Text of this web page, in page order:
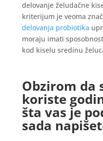
delovanje želudačne
kriterijum je veoma
delovanja probiotika
moraju imati
kod kiselu sredinu
Obzirom da
koriste
šta vas je
sada